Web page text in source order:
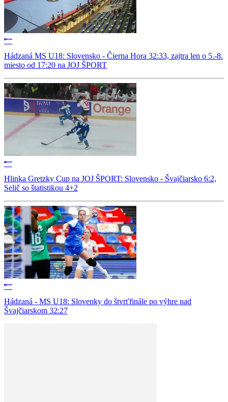
Hádzaná MS U18: Slovensko - Čierna Hora 32:33, zajtra len o 5.-8.
miesto od 17:20 na JOJ ŠPORT
Hlinka Gretzky Cup na JOJ ŠPORT: Slovensko - Švajčiarsko 6:2,
Selič so štatistikou 4+2
Hádzaná - MS U18: Slovenky do štvrťfinále po výhre nad
Švajčiarskom 32:27